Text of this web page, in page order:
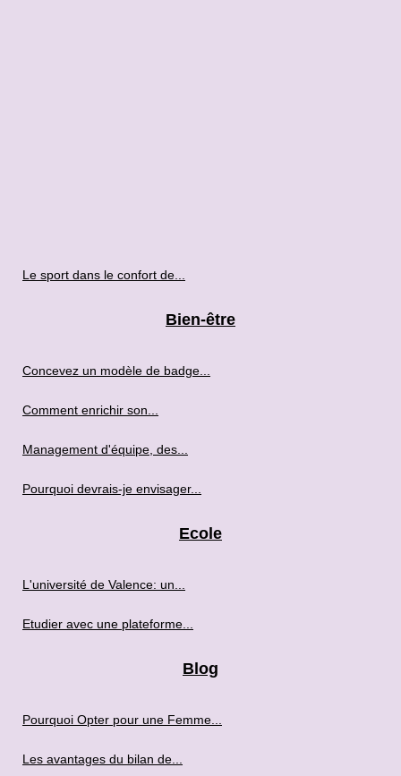
Le sport dans le confort de...
Bien-être
Concevez un modèle de badge...
Comment enrichir son...
Management d'équipe, des...
Pourquoi devrais-je envisager...
Ecole
L'université de Valence: un...
Etudier avec une plateforme...
Blog
Pourquoi Opter pour une Femme...
Les avantages du bilan de...